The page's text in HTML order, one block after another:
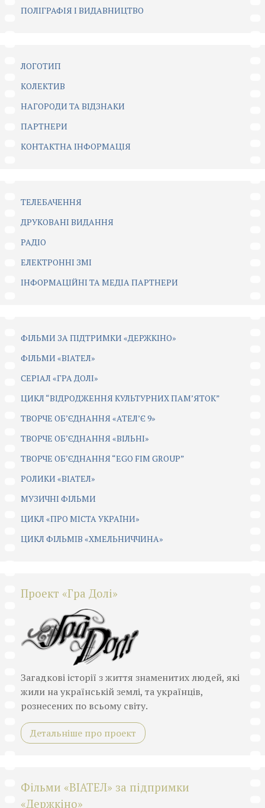
ПОЛІГРАФІЯ І ВИДАВНИЦТВО
ЛОГОТИП
КОЛЕКТИВ
НАГОРОДИ ТА ВІДЗНАКИ
ПАРТНЕРИ
КОНТАКТНА ІНФОРМАЦІЯ
ТЕЛЕБАЧЕННЯ
ДРУКОВАНІ ВИДАННЯ
РАДІО
ЕЛЕКТРОННІ ЗМІ
ІНФОРМАЦІЙНІ ТА МЕДІА ПАРТНЕРИ
ФІЛЬМИ ЗА ПІДТРИМКИ «ДЕРЖКІНО»
ФІЛЬМИ «ВІАТЕЛ»
СЕРІАЛ «ГРА ДОЛІ»
ЦИКЛ “ВІДРОДЖЕННЯ КУЛЬТУРНИХ ПАМ’ЯТОК”
ТВОРЧЕ ОБ’ЄДНАННЯ «АТЕЛ’Є 9»
ТВОРЧЕ ОБ’ЄДНАННЯ «ВІЛЬНІ»
ТВОРЧЕ ОБ’ЄДНАННЯ “EGO FIM GROUP”
РОЛИКИ «ВІАТЕЛ»
МУЗИЧНІ ФІЛЬМИ
ЦИКЛ «ПРО МІСТА УКРАЇНИ»
ЦИКЛ ФІЛЬМІВ «ХМЕЛЬНИЧЧИНА»
Проект «Гра Долі»
Загадкові історії з життя знаменитих людей, які
жили на українській землі, та українців,
рознесених по всьому світу.
Детальніше про проект
Фільми «ВІАТЕЛ» за підпримки
«Держкіно»